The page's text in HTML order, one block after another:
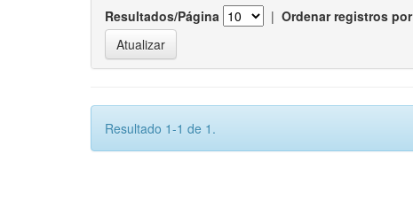
Resultados/Página | Ordenar registros por
Resultado 1-1 de 1.